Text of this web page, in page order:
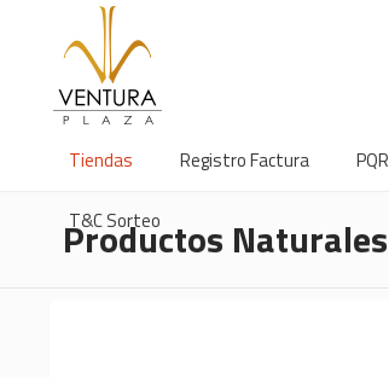
Tiendas Registro Factura PQR
T&C Sorteo
Productos Naturales